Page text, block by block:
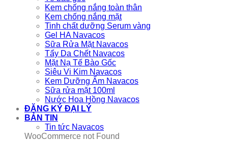
Kem chống nắng toàn thân
Kem chống nắng mặt
Tinh chất dưỡng Serum vàng
Gel HA Navacos
Sữa Rửa Mặt Navacos
Tẩy Da Chết Navacos
Mặt Nạ Tế Bào Gốc
Siêu Vi Kim Navacos
Kem Dưỡng Ẩm Navacos
Sữa rửa mặt 100ml
Nước Hoa Hồng Navacos
ĐĂNG KÝ ĐẠI LÝ
BẢN TIN
Tin tức Navacos
WooCommerce not Found